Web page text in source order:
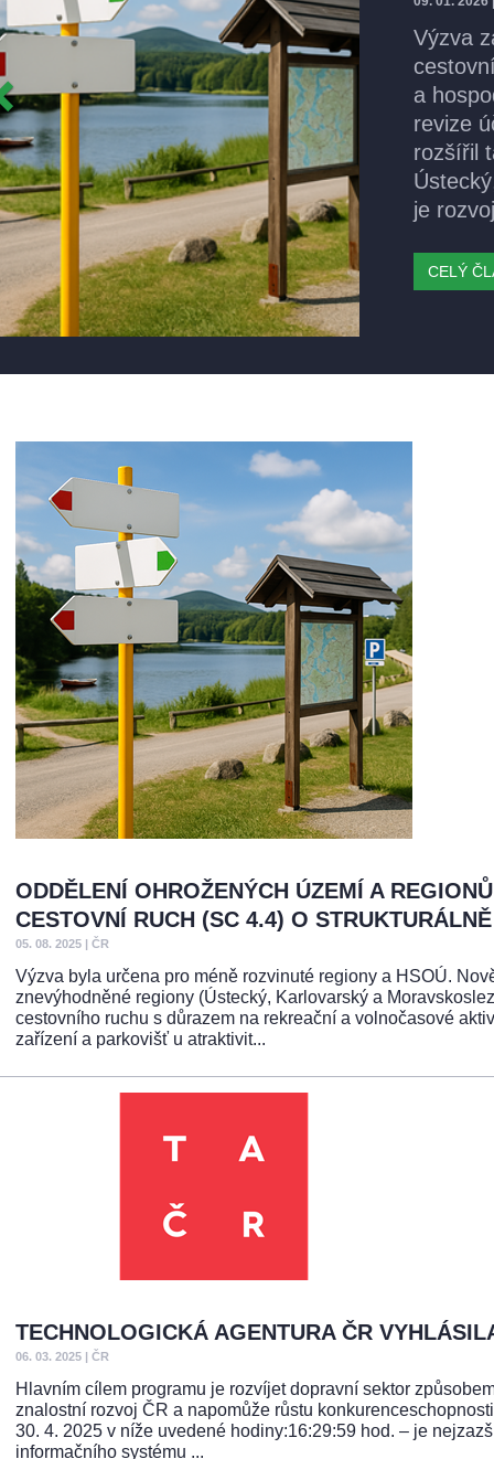
CELÝ
ODDĚLENÍ OHROŽENÝCH ÚZEMÍ A
CESTOVNÍ RUCH (SC 4.4) O
05. 08. 2025 | ČR
Výzva byla určena pro méně rozvinuté regiony a HSOÚ.
znevýhodněné regiony (Ústecký, Karlovarský a
cestovního ruchu s důrazem na rekreační a volnočasové
zařízení a parkovišť u atraktivit...
TECHNOLOGICKÁ AGENTURA ČR
06. 03. 2025 | ČR
Hlavním cílem programu je rozvíjet dopravní sektor
znalostní rozvoj ČR a napomůže růstu
30. 4. 2025 v níže uvedené hodiny:16:29:59 hod. – je
informačního systému ...